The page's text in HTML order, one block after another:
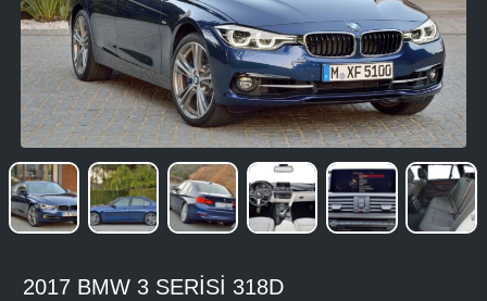
2017 BMW 3 SERISI 318D